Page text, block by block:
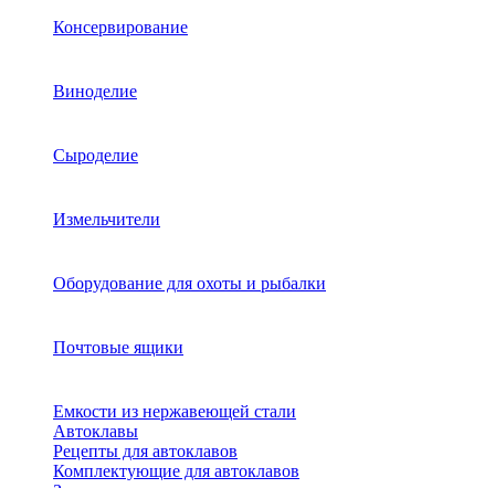
Консервирование
Виноделие
Сыроделие
Измельчители
Оборудование для охоты и рыбалки
Почтовые ящики
Емкости из нержавеющей стали
Автоклавы
Рецепты для автоклавов
Комплектующие для автоклавов